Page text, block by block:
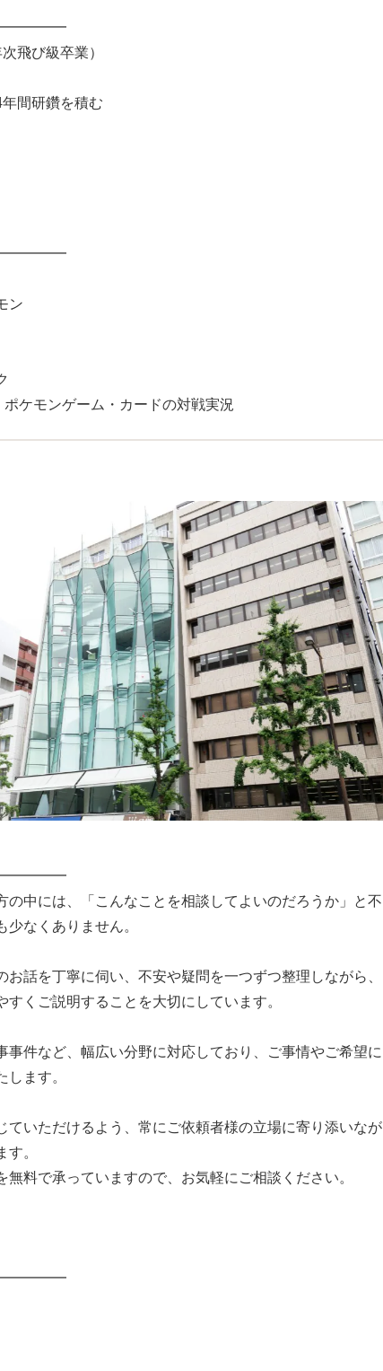
飛び級卒業）
間研鑽を積む
ン
ケモンゲーム・カードの対戦実況
の中には、「こんなことを相談してよいのだろうか」と不
なくありません。
お話を丁寧に伺い、不安や疑問を一つずつ整理しながら、
くご説明することを大切にしています。
事件など、幅広い分野に対応しており、ご事情やご希望に
ます。
ていただけるよう、常にご依頼者様の立場に寄り添いなが
。
無料で承っていますので、お気軽にご相談ください。